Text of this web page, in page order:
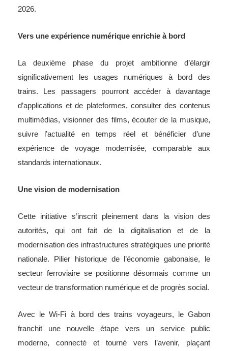
2026.
Vers une expérience numérique enrichie à bord
La deuxième phase du projet ambitionne d’élargir
significativement les usages numériques à bord des
trains. Les passagers pourront accéder à davantage
d’applications et de plateformes, consulter des contenus
multimédias, visionner des films, écouter de la musique,
suivre l’actualité en temps réel et bénéficier d’une
expérience de voyage modernisée, comparable aux
standards internationaux.
Une vision de modernisation
Cette initiative s’inscrit pleinement dans la vision des
autorités, qui ont fait de la digitalisation et de la
modernisation des infrastructures stratégiques une priorité
nationale. Pilier historique de l’économie gabonaise, le
secteur ferroviaire se positionne désormais comme un
vecteur de transformation numérique et de progrès social.
Avec le Wi-Fi à bord des trains voyageurs, le Gabon
franchit une nouvelle étape vers un service public
moderne, connecté et tourné vers l’avenir, plaçant